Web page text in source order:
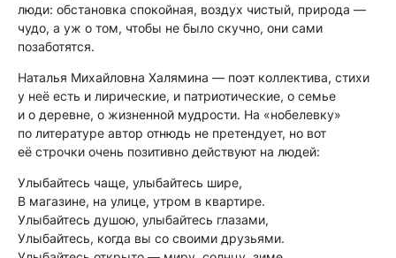
люди: обстановка спокойная, воздух чистый, природа —
чудо, а уж о том, чтобы не было скучно, они сами
позаботятся.
Наталья Михайловна Халямина — поэт коллектива, стихи
у неё есть и лирические, и патриотические, о семье
и о деревне, о жизненной мудрости. На «нобелевку»
по литературе автор отнюдь не претендует, но вот
её строчки очень позитивно действуют на людей:
Улыбайтесь чаще, улыбайтесь шире,
В магазине, на улице, утром в квартире.
Улыбайтесь душою, улыбайтесь глазами,
Улыбайтесь, когда вы со своими друзьями.